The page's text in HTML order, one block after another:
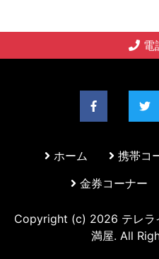
電
ホーム 携帯コ
金券コーナー
Copyright (c) 2026 テレラ
満屋. All